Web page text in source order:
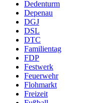
Dedenturm
Depenau
DGJ
DSL
DTC
Familientag
FDP
Festwerk
Feuerwehr
Flohmarkt
Freizeit